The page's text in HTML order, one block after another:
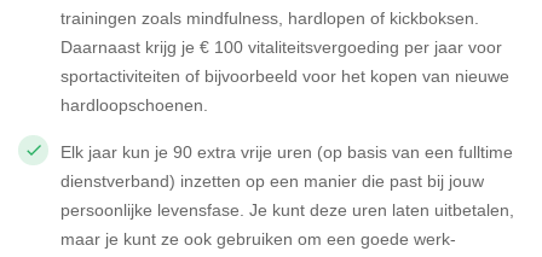
trainingen zoals mindfulness, hardlopen of kickboksen.
Daarnaast krijg je € 100 vitaliteitsvergoeding per jaar voor
sportactiviteiten of bijvoorbeeld voor het kopen van nieuwe
hardloopschoenen.
Elk jaar kun je 90 extra vrije uren (op basis van een fulltime
dienstverband) inzetten op een manier die past bij jouw
persoonlijke levensfase. Je kunt deze uren laten uitbetalen,
maar je kunt ze ook gebruiken om een goede werk-